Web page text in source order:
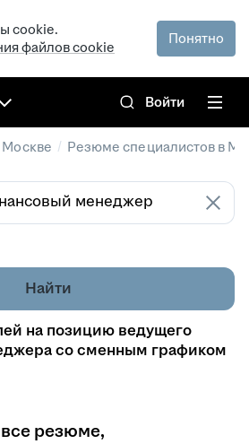
cookie.
файлов cookie
Понятно
Войти
Москве / Резюме специалистов в
Найти
на позицию ведущего
со сменным графиком
резюме,